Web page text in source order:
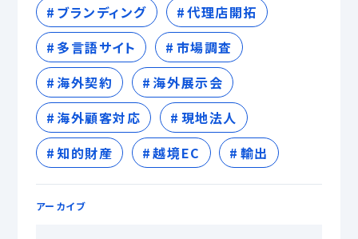
ブランディング
代理店開拓
多言語サイト
市場調査
海外契約
海外展示会
海外顧客対応
現地法人
知的財産
越境EC 輸出
アーカイブ